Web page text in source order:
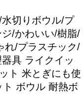
切りボウル/プ
/かわいい/樹脂/
れ/プラスチック/
具 ライクイッ
ト 米とぎにも使
ボウル 耐熱ボ